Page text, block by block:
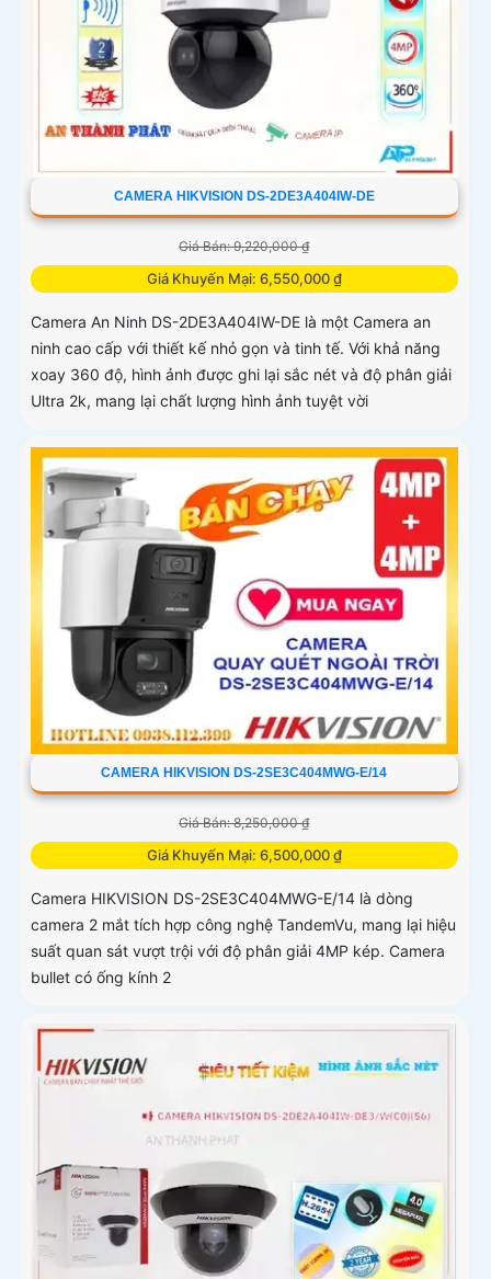
CAMERA HIKVISION DS-2DE3A404IW-DE
Giá Bán: 9,220,000 ₫
Giá Khuyến Mại: 6,550,000 ₫
Camera An Ninh DS-2DE3A404IW-DE là một Camera an
ninh cao cấp với thiết kế nhỏ gọn và tinh tế. Với khả năng
xoay 360 độ, hình ảnh được ghi lại sắc nét và độ phân giải
Ultra 2k, mang lại chất lượng hình ảnh tuyệt vời
CAMERA HIKVISION DS-2SE3C404MWG-E/14
Giá Bán: 8,250,000 ₫
Giá Khuyến Mại: 6,500,000 ₫
Camera HIKVISION DS-2SE3C404MWG-E/14 là dòng
camera 2 mắt tích hợp công nghệ TandemVu, mang lại hiệu
suất quan sát vượt trội với độ phân giải 4MP kép. Camera
bullet có ống kính 2